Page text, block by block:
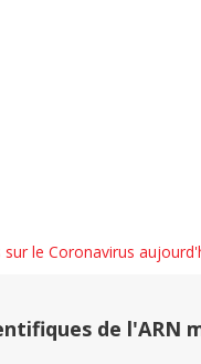
le Coronavirus
de l'ARN